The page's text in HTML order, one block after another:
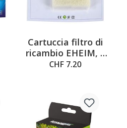
Cartuccia filtro di
ricambio EHEIM, 2
pezzi
CHF 7.20